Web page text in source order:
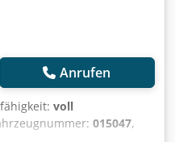
Anrufen
voll
015047,